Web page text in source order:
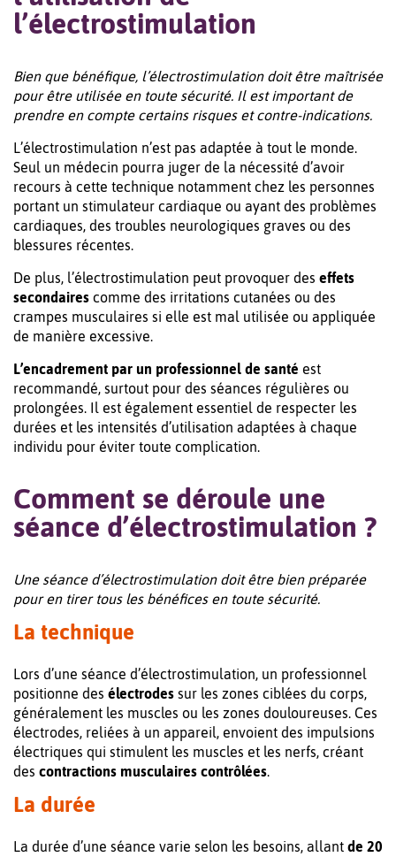
l’électrostimulation
Bien que bénéfique, l’électrostimulation doit être maîtrisée
pour être utilisée en toute sécurité. Il est important de
prendre en compte certains risques et contre-indications.
L’électrostimulation n’est pas adaptée à tout le monde.
Seul un médecin pourra juger de la nécessité d’avoir
recours à cette technique notamment chez les personnes
portant un stimulateur cardiaque ou ayant des problèmes
cardiaques, des troubles neurologiques graves ou des
blessures récentes.
De plus, l’électrostimulation peut provoquer des effets
secondaires comme des irritations cutanées ou des
crampes musculaires si elle est mal utilisée ou appliquée
de manière excessive.
L’encadrement par un professionnel de santé est
recommandé, surtout pour des séances régulières ou
prolongées. Il est également essentiel de respecter les
durées et les intensités d’utilisation adaptées à chaque
individu pour éviter toute complication.
Comment se déroule une
séance d’électrostimulation ?
Une séance d’électrostimulation doit être bien préparée
pour en tirer tous les bénéfices en toute sécurité.
La technique
Lors d’une séance d’électrostimulation, un professionnel
positionne des électrodes sur les zones ciblées du corps,
généralement les muscles ou les zones douloureuses. Ces
électrodes, reliées à un appareil, envoient des impulsions
électriques qui stimulent les muscles et les nerfs, créant
des contractions musculaires contrôlées.
La durée
La durée d’une séance varie selon les besoins, allant de 20